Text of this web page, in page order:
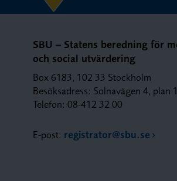
SBU – Statens beredning för
och social utvärdering
Box 6183, 102 33 Stockholm
Besöksadress: Solnavägen 4, plan
Telefon: 08-412 32 00
E-post: registrator@sbu.se